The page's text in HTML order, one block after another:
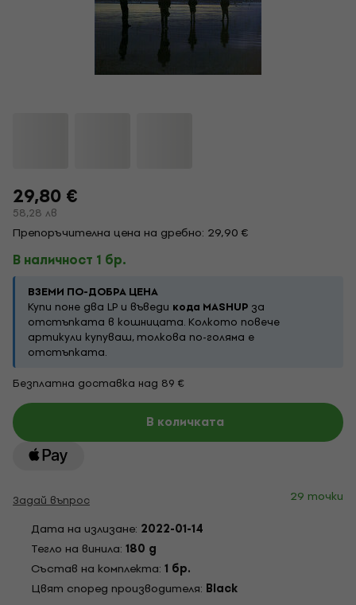
29,80 €
58,28 лв
Препоръчителна цена на дребно: 29,90 €
В наличност 1 бр.
ВЗЕМИ ПО-ДОБРА ЦЕНА
Купи поне два LP и въведи кода MASHUP за
отстъпката в кошницата. Колкото повече
артикули купуваш, толкова по-голяма е
отстъпката.
Безплатна доставка над 89 €
В количката
Задай въпрос
29 точки
Дата на излизане: 2022-01-14
Тегло на винила: 180 g
Състав на комплекта: 1 бр.
Цвят според производителя: Black